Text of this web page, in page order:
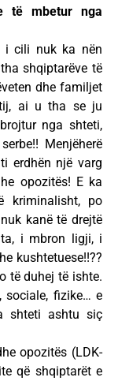
të mbetur nga
cili nuk ka nën
shqiptarëve të
dhe familjet
tij, ai u tha se ju
nga shteti,
Menjëherë
erdhën një varg
opozitës! E ka
kriminalisht, po
kanë të drejtë
i mbron ligji, i
kushtetuese!!??
të duhej të ishte.
sociale, fizike… e
shteti ashtu siç
opozitës (LDK-
që shqiptarët e